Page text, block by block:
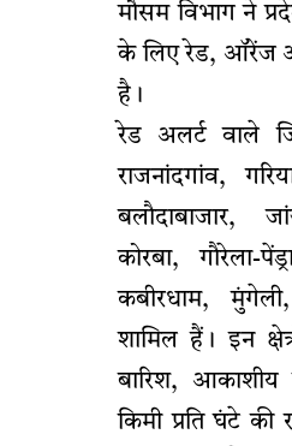
मौसम विभाग ने
के लिए रेड, ऑरेंज
है।
रेड अलर्ट वाले
राजनांदगांव,
बलौदाबाजार,
कोरबा, गौरेला-
कबीरधाम,
शामिल हैं। इन
बारिश,
किमी प्रति घंटे